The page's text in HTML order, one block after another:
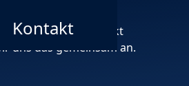
Kontaktfür dein Projekt
uns das gemeinsam an.